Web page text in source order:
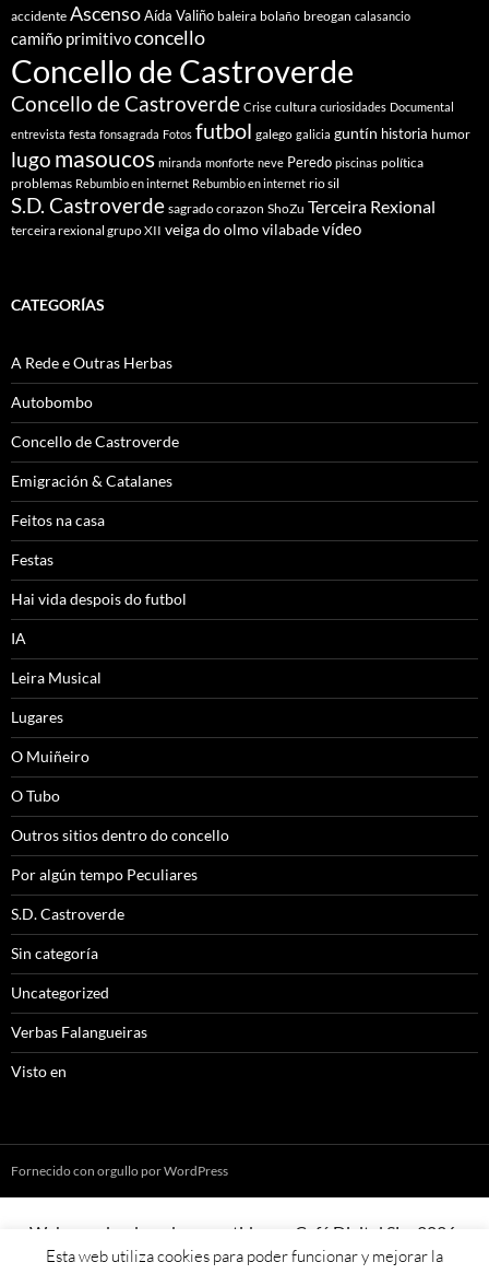
accidente AscensoAída Valiño baleira bolaño breogan calasancio
camiño primitivoconcello
Concello de Castroverde
Concello de Castroverde Crise cultura curiosidades Documental
entrevista festa fonsagrada Fotos futbol galego galicia guntín historia humor
lugo masoucos miranda monforte neve Peredo piscinas política
problemas Rebumbio en internet Rebumbio en internet rio sil
S.D. Castroverde sagrado corazon ShoZu Terceira Rexional
terceira rexional grupo XII veiga do olmovilabadevídeo
CATEGORÍAS
A Rede e Outras Herbas
Autobombo
Concello de Castroverde
Emigración & Catalanes
Feitos na casa
Festas
Hai vida despois do futbol
IA
Leira Musical
Lugares
O Muiñeiro
O Tubo
Outros sitios dentro do concello
Por algún tempo Peculiares
S.D. Castroverde
Sin categoría
Uncategorized
Verbas Falangueiras
Visto en
Fornecido con orgullo por WordPress
Web creada, aloxada e mantida por Café Dixital SL - 2026.
Visítanos en https://cafedixital.comou ponte en contacto con
Esta web utiliza cookies para poder funcionar y mejorar la